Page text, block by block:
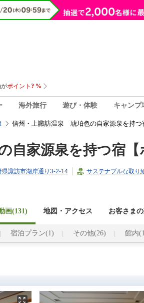
海外旅行 遊び・体験 キャンプ
信州・上諏訪温泉 琥珀色の自家源泉を持つ
家源泉を持つ宿【
諏訪市湖岸通り3-2-14 サステナブルな取り
画(131) 地図・アクセス お客さま
宿泊プラン(1) その他(26) 館内